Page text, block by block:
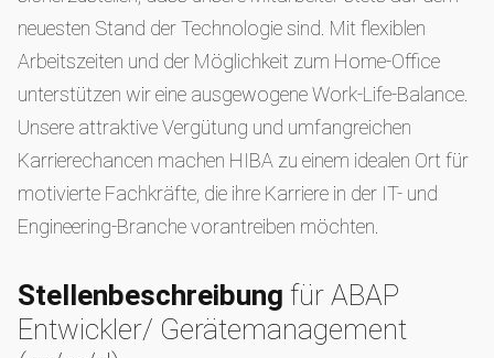
neuesten Stand der Technologie sind. Mit flexiblen
Arbeitszeiten und der Möglichkeit zum Home-Office
unterstützen wir eine ausgewogene Work-Life-Balance.
Unsere attraktive Vergütung und umfangreichen
Karrierechancen machen HIBA zu einem idealen Ort für
motivierte Fachkräfte, die ihre Karriere in der IT- und
Engineering-Branche vorantreiben möchten.
Stellenbeschreibung für ABAP
Entwickler/ Gerätemanagement